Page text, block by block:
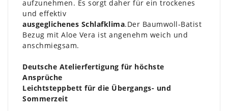
aufzunehmen. Es sorgt daher für ein trockenes
und effektiv
ausgeglichenes Schlafklima.Der Baumwoll-Batist
Bezug mit Aloe Vera ist angenehm weich und
anschmiegsam.
Deutsche Atelierfertigung für höchste
Ansprüche
Leichtsteppbett für die Übergangs- und
Sommerzeit